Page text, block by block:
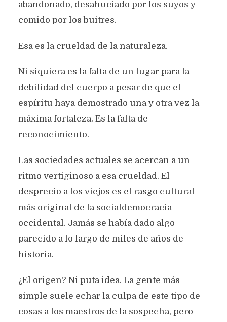
abandonado, desahuciado por los suyos y
comido por los buitres.
Esa es la crueldad de la naturaleza.
Ni siquiera es la falta de un lugar para la
debilidad del cuerpo a pesar de que el
espíritu haya demostrado una y otra vez la
máxima fortaleza. Es la falta de
reconocimiento.
Las sociedades actuales se acercan a un
ritmo vertiginoso a esa crueldad. El
desprecio a los viejos es el rasgo cultural
más original de la socialdemocracia
occidental. Jamás se había dado algo
parecido a lo largo de miles de años de
historia.
¿El origen? Ni puta idea. La gente más
simple suele echar la culpa de este tipo de
cosas a los maestros de la sospecha, pero